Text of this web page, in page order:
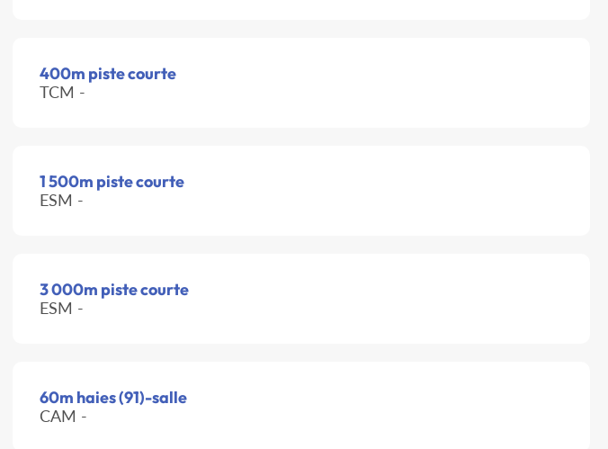
400m piste courte
TCM -
1 500m piste courte
ESM -
3 000m piste courte
ESM -
60m haies (91)-salle
CAM -